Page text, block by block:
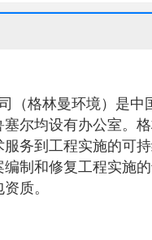
（格林曼环境）是
尔均设有办公室。
务到工程实施的可
制和修复工程实施
质。